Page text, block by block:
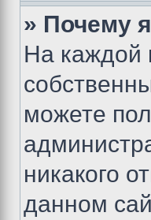
» Почему
На каждой
можете
никакого
данном